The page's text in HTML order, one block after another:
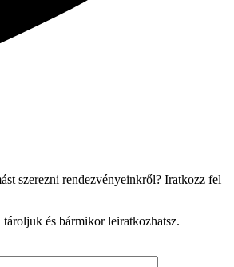
szerezni rendezvényeinkről? Iratkozz fel
és bármikor leiratkozhatsz.